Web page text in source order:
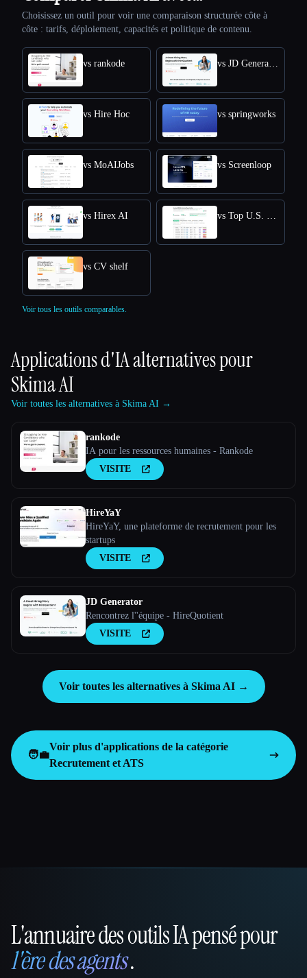
Choisissez un outil pour voir une comparaison structurée côte à
côte : tarifs, déploiement, capacités et politique de contenu.
vs rankode vs JD Generator
vs Hire Hoc vs springworks
vs MoAIJobs vs Screenloop
vs Hirex AI vs Top U.S. New Grads Job
vs CV shelf
Voir tous les outils comparables.
Applications d'IA alternatives pour
Skima AI
Voir toutes les alternatives à Skima AI →
rankode
IA pour les ressources humaines - Rankode
VISITE
HireYaY
HireYaY, une plateforme de recrutement pour les
startups
VISITE
JD Generator
Rencontrez l''équipe - HireQuotient
VISITE
Voir toutes les alternatives à Skima AI →
🧑‍💼
Voir plus d'applications de la catégorie
Recrutement et ATS
That AI Collection
L'annuaire des outils IA pensé pour
l'ère des agents.